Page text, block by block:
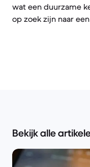
wat een duurzame
op zoek zijn naar
Bekijk alle